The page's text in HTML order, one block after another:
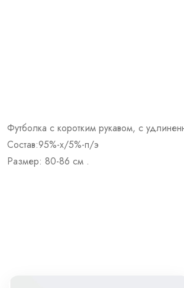
Футболка с коротким рукавом, с
Состав:95%-х/5%-п/э
Размер: 80-86 см .